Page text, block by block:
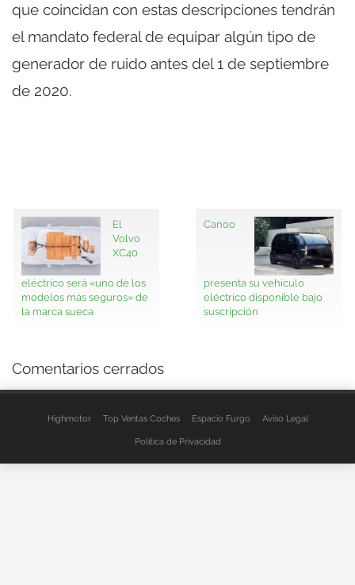
que coincidan con estas descripciones tendrán
el mandato federal de equipar algún tipo de
generador de ruido antes del 1 de septiembre
de 2020.
El
Volvo
XC40
eléctrico será «uno de los
modelos más seguros» de
la marca sueca
Canoo
presenta su vehículo
eléctrico disponible bajo
suscripción
Comentarios cerrados
Highmotor Top Ventas Coches Espacio Furgo Aviso Legal
Política de Privacidad